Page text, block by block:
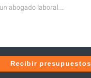
Recibir presupuestos